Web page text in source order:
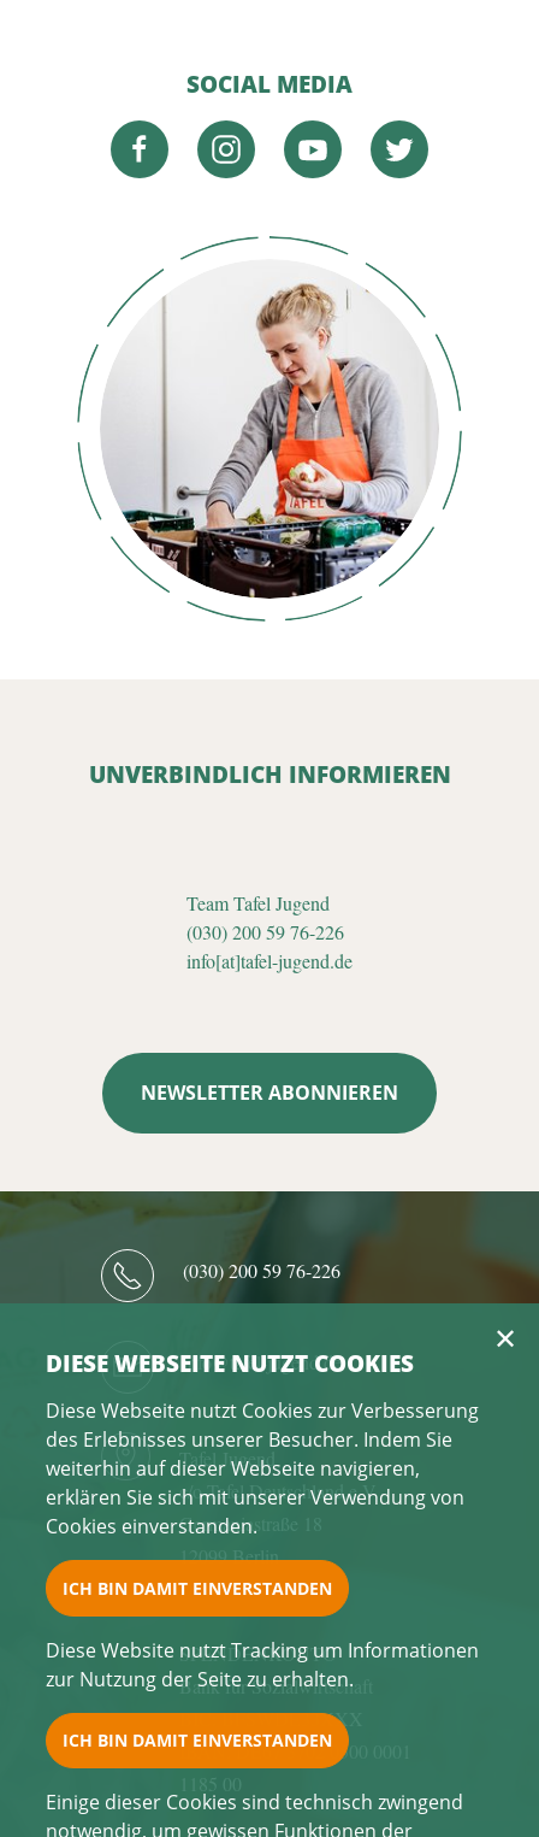
SOCIAL MEDIA
UNVERBINDLICH INFORMIEREN
Team Tafel Jugend
(030) 200 59 76-226
info[at]tafel-jugend.de
NEWSLETTER ABONNIEREN
(030) 200 59 76-226
info@tafel-jugend.de
Tafel Jugend
c/o Tafel Deutschland e.V.
Germaniastraße 18
12099 Berlin
Deutschland
SPENDENKONTO
Bank für Sozialwirtschaft
BIC: BFSWDE33XXX
IBAN: DE67 3702 0500 0001
DIESE WEBSEITE NUTZT COOKIES
Diese Webseite nutzt Cookies zur Verbesserung
des Erlebnisses unserer Besucher. Indem Sie
weiterhin auf dieser Webseite navigieren,
erklären Sie sich mit unserer Verwendung von
Cookies einverstanden.
Diese Website nutzt Tracking um Informationen
zur Nutzung der Seite zu erhalten.
Einige dieser Cookies sind technisch zwingend
notwendig, um gewissen Funktionen der